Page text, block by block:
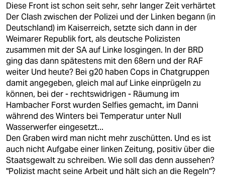
Diese Front ist schon seit sehr, sehr langer Zeit verhärtet
Der Clash zwischen der Polizei und der Linken begann (in
Deutschland) im Kaiserreich, setzte sich dann in der
Weimarer Republik fort, als deutsche Polizisten
zusammen mit der SA auf Linke losgingen. In der BRD
ging das dann spätestens mit den 68ern und der RAF
weiter Und heute? Bei g20 haben Cops in Chatgruppen
damit angegeben, gleich mal auf Linke einprügeln zu
können, bei der - rechtswidrigen - Räumung im
Hambacher Forst wurden Selfies gemacht, im Danni
während des Winters bei Temperatur unter Null
Wasserwerfer eingesetzt...
Den Graben wird man nicht mehr zuschütten. Und es ist
auch nicht Aufgabe einer linken Zeitung, positiv über die
Staatsgewalt zu schreiben. Wie soll das denn aussehen?
"Polizist macht seine Arbeit und hält sich an die Regeln"?